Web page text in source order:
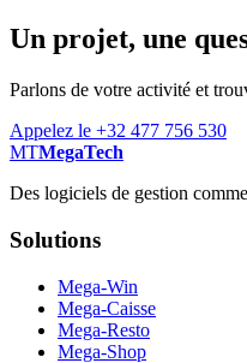
Un projet, une
Parlons de votre activité et
Appelez le +32 477 756 530
MTMegaTech
Des logiciels de gestion
Solutions
Mega-Win
Mega-Caisse
Mega-Resto
Mega-Shop